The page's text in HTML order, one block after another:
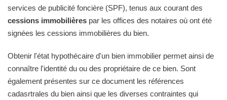
services de publicité foncière (SPF), tenus aux courant des
cessions immobilières par les offices des notaires où ont été
signées les cessions immobilières du bien.
Obtenir l'état hypothécaire d'un bien immobilier permet ainsi de
connaître l'identité du ou des propriétaire de ce bien. Sont
également présentes sur ce document les références
cadasrtrales du bien ainsi que les diverses contraintes qui